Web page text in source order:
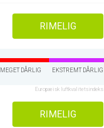
RIMELIG
MEGET DÅRLIG EKSTREMT DÅRLIG
Europæisk luftkvalitetsindeks
RIMELIG